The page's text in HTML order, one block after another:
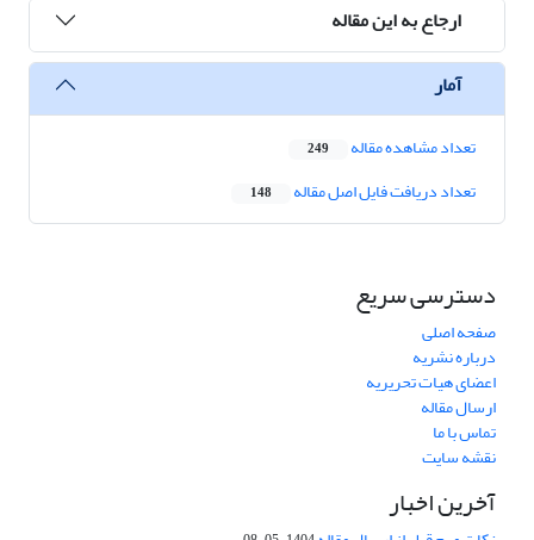
ارجاع به این مقاله
آمار
تعداد مشاهده مقاله 249
تعداد دریافت فایل اصل مقاله 148
دسترسی سریع
صفحه اصلی
درباره نشریه
اعضای هیات تحریریه
ارسال مقاله
تماس با ما
نقشه سایت
آخرین اخبار